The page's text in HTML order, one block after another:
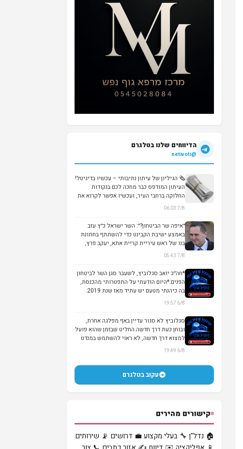
הדיווחים שלנו בטלגרם
@netivoti
🗞️ הגיליון של עיתון נתיבותי – עכשיו בדיגיטל!
העיתון המודפס כבר מחכה לכם בנקודות
החלוקה ברחבי העיר, ועכשיו אפשר לקרוא את
נ...
7/8 06:03
״איפה שר הביטחון?״: השר ישראל כ״ץ עזב
באמצע ישיבת הקבינט כדי להשתתף בחתונת
בנו של ראש עיריית קריית אתא, יעקב פרץ,
המזוהה...
7/8 05:43
*חה״כ יואב סגלוביץ, לשעבר סגן השר לביטחון
הפנים:*היום הודעתי על התפטרותי מהכנסת,
בה כיהנתי מטעם יש עתיד מאז שנת 2019.
לא...
6/8 19:57
סגלוביץ לא סגור עדיין באף מפלגה אחרת,
ובוחן כעת דרך חדשה.החליט שבזמן שהוא פועל
למצוא דרך חדשה, לא ראוי להשתמש במנדט
שנית...
6/8 19:49
עקוב בטלגרם
קישורים מהירים
🏠 נדל"ן 🔧 בעלי מקצוע 💼 דרושים 📡 שירותים